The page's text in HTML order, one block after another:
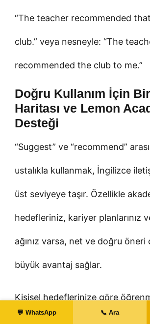
“The teacher recommended
club.” veya nesneyle: “The
recommended the club to me.”
Doğru Kullanım İçin
Haritası ve Lemon
Desteği
“Suggest” ve “recommend”
ustalıkla kullanmak, İngilizce
üst seviyeye taşır. Özellikle
hedefleriniz, kariyer planlarınız
ağınız varsa, net ve doğru öneri
büyük avantaj sağlar.
Kişisel hedeflerinize göre
💬 WhatsApp 📞 Ara